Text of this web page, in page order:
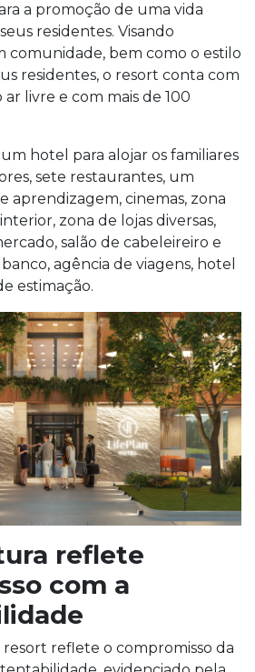
a promoção de uma vida
residentes. Visando
comunidade, bem como o estilo
residentes, o resort conta com
ar livre e com mais de 100
hotel para alojar os familiares
sete restaurantes, um
aprendizagem, cinemas, zona
zona de lojas diversas,
salão de cabeleireiro e
agência de viagens, hotel
estimação.
reflete
com a
reflete o compromisso da